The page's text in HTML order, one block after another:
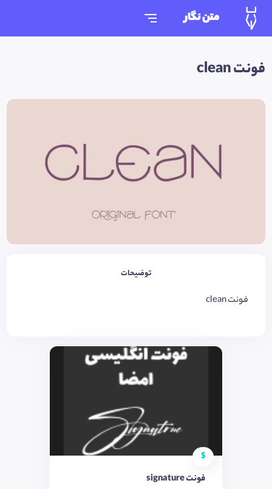
متن نگار
فونت clean
توضیحات
فونت clean
$
فونت signature